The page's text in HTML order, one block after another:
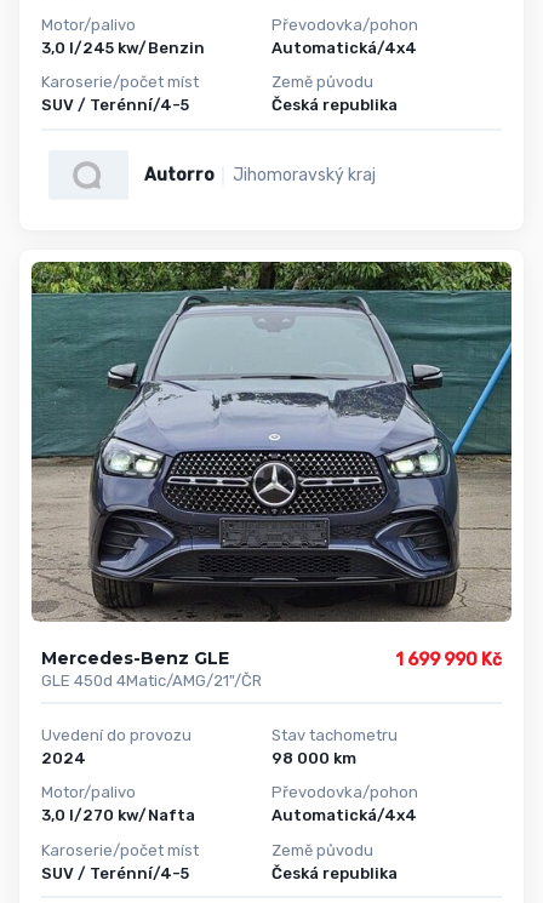
Motor/palivo
3,0 l/245 kw/Benzin
Karoserie/počet míst
SUV / Terénní/4-5
Převodovka/pohon
Automatická/4x4
Země původu
Česká republika
Autorro Jihomoravský kraj
Mercedes-Benz GLE
GLE 450d 4Matic/AMG/21"/ČR
1 699 990 Kč
Uvedení do provozu
2024
Motor/palivo
3,0 l/270 kw/Nafta
Karoserie/počet míst
SUV / Terénní/4-5
Stav tachometru
98 000 km
Převodovka/pohon
Automatická/4x4
Země původu
Česká republika